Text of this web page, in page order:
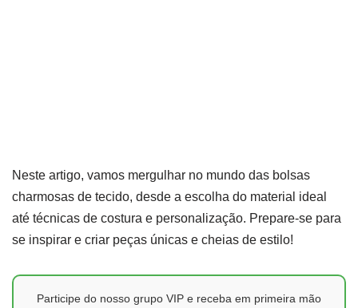
Neste artigo, vamos mergulhar no mundo das bolsas
charmosas de tecido, desde a escolha do material ideal
até técnicas de costura e personalização. Prepare-se para
se inspirar e criar peças únicas e cheias de estilo!
Participe do nosso grupo VIP e receba em primeira mão